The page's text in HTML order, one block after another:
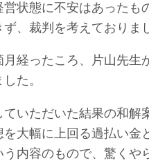
状態に不安はあったも
、裁判を考えておりま
経ったころ、片山先生
た。
いただいた結果の和解
を大幅に上回る過払い金
う内容のもので、驚くや